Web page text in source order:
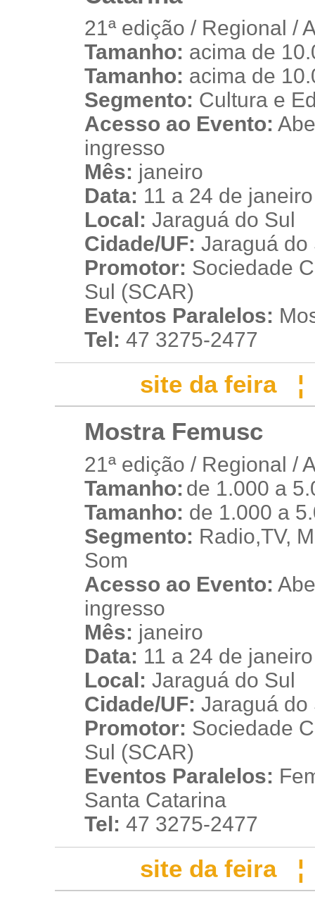
21ª edição / Regional /
Tamanho: acima de
Tamanho: acima de
Segmento: Cultura e
Acesso ao Evento:
ingresso
Mês: janeiro
Data: 11 a 24 de
Local: Jaraguá do Sul
Cidade/UF: Jaraguá do
Promotor: Sociedade
Sul (SCAR)
Eventos Paralelos:
Tel: 47 3275-2477
site da feira
Mostra Femusc
21ª edição / Regional /
Tamanho: de 1.000 a
Tamanho: de 1.000 a
Segmento: Radio,TV,
Som
Acesso ao Evento:
ingresso
Mês: janeiro
Data: 11 a 24 de
Local: Jaraguá do Sul
Cidade/UF: Jaraguá do
Promotor: Sociedade
Sul (SCAR)
Eventos Paralelos:
Santa Catarina
Tel: 47 3275-2477
site da feira